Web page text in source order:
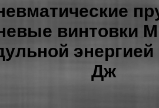
винтовки
Дж